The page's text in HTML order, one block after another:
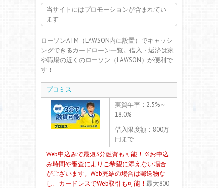
当サイトにはプロモーションが含まれてい
ます
ローソンATM（LAWSON内に設置）でキャッシ
ングできるカードローン一覧。借入・返済は家
や職場の近くのローソン（LAWSON）が便利で
す！
プロミス
実質年率：2.5%～
18.0%
借入限度額：800万
円まで
Web申込みで最短3分融資も可能！ ※お申込
み時間や審査によりご希望に添えない場合
がございます。 Web完結の場合は郵送物な
し、カードレスでWeb取引も可能！ 最大800